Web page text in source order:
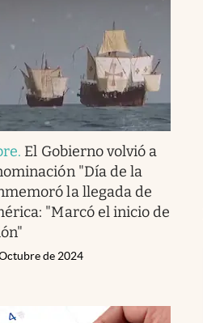
. El Gobierno volvió a
"Día de la
la llegada de
"Marcó el inicio de
de 2024